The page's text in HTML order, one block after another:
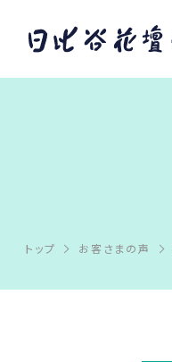
トップ お客さまの声